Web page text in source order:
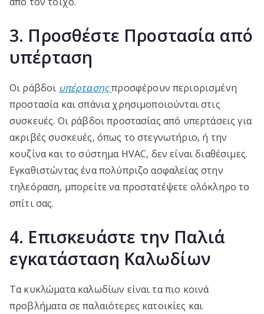
3. Προσθέστε Προστασία από
υπέρταση
Οι ράβδοι υπέρτασηςπροσφέρουν περιορισμένη
προστασία και σπάνια χρησιμοποιούνται στις
συσκευές. Οι ράβδοι προστασίας από υπερτάσεις για
ακριβές συσκευές, όπως το στεγνωτήριο, ή την
κουζίνα και το σύστημα HVAC, δεν είναι διαθέσιμες.
Εγκαθιστώντας ένα πολύπριζο ασφαλείας στην
τηλεόραση, μπορείτε να προστατέψετε ολόκληρο το
σπίτι σας.
4. Επισκευάστε την Παλιά
εγκατάσταση Καλωδίων
Τα κυκλώματα καλωδίων είναι τα πιο κοινά
προβλήματα σε παλαιότερες κατοικίες και